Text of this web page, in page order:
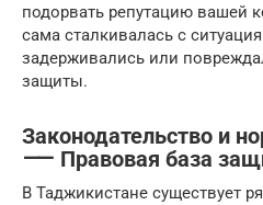
подорвать репутацию вашей
сама сталкивалась с
задерживались или
защиты.
Законодательство и
⸺ Правовая база
В Таджикистане существует